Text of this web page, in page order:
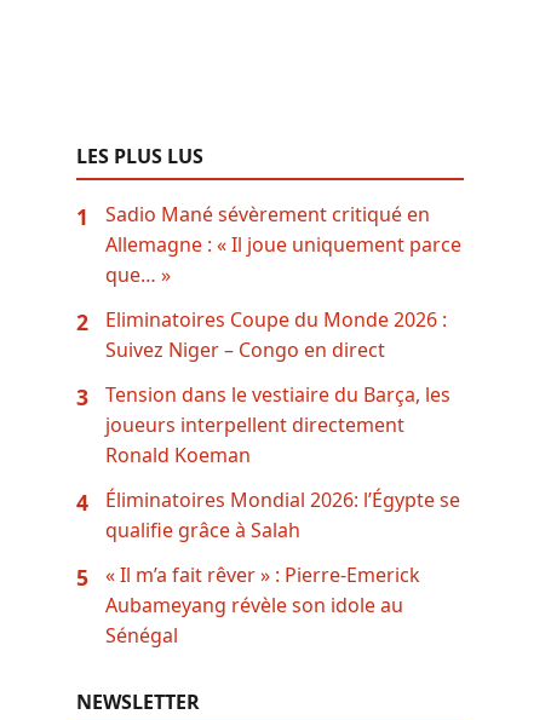
LES PLUS LUS
1
Sadio Mané sévèrement critiqué en
Allemagne : « Il joue uniquement parce
que… »
2
Eliminatoires Coupe du Monde 2026 :
Suivez Niger – Congo en direct
3
Tension dans le vestiaire du Barça, les
joueurs interpellent directement
Ronald Koeman
4
Éliminatoires Mondial 2026: l’Égypte se
qualifie grâce à Salah
5
« Il m’a fait rêver » : Pierre-Emerick
Aubameyang révèle son idole au
Sénégal
NEWSLETTER